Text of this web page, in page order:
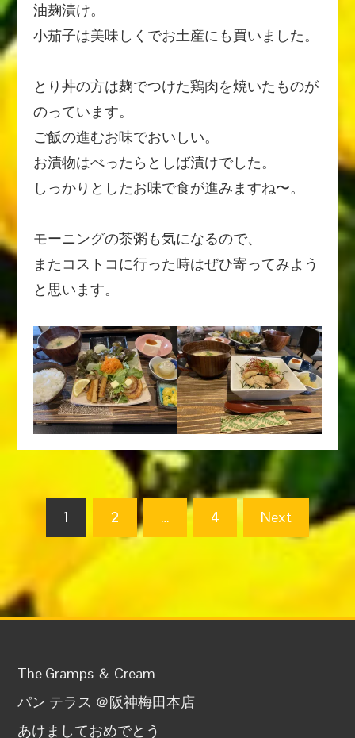
油麹漬け。
小茄子は美味しくでお土産にも買いました。
とり丼の方は麹でつけた鶏肉を焼いたものが
のっています。
ご飯の進むお味でおいしい。
お漬物はべったらとしば漬けでした。
しっかりとしたお味で食が進みますね〜。
モーニングの茶粥も気になるので、
またコストコに行った時はぜひ寄ってみよう
と思います。
の
ペ
ジ
送
1 2 … 4 Next
The Gramps ＆ Cream
パン テラス ＠阪神梅田本店
あけましておめでとう